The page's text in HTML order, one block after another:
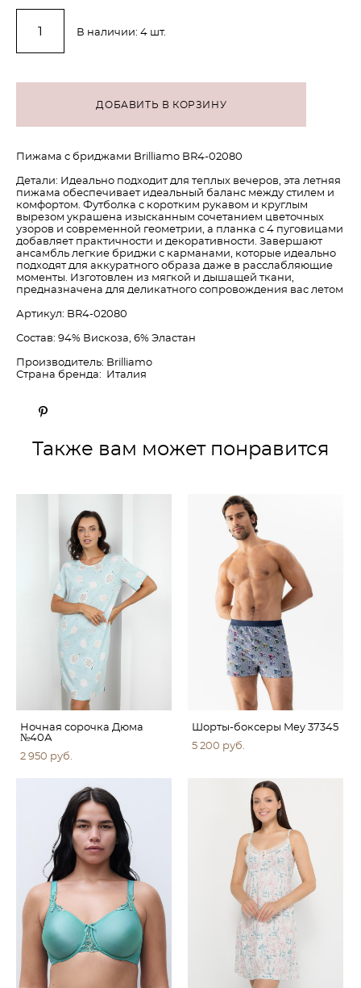
В наличии: 4 шт.
ДОБАВИТЬ В КОРЗИНУ
Пижама с бриджами Brilliamo BR4-02080
Детали: Идеально подходит для теплых вечеров, эта летняя
пижама обеспечивает идеальный баланс между стилем и
комфортом. Футболка с коротким рукавом и круглым
вырезом украшена изысканным сочетанием цветочных
узоров и современной геометрии, а планка с 4 пуговицами
добавляет практичности и декоративности. Завершают
ансамбль легкие бриджи с карманами, которые идеально
подходят для аккуратного образа даже в расслабляющие
моменты. Изготовлен из мягкой и дышащей ткани,
предназначена для деликатного сопровождения вас летом
Артикул: BR4-02080
Состав: 94% Вискоза, 6% Эластан
Производитель: Brilliamo
Страна бренда: Италия
Также вам может понравится
Ночная сорочка Дюма
№40А
2 950 pуб.
Шорты-боксеры Mey 37345
5 200 pуб.